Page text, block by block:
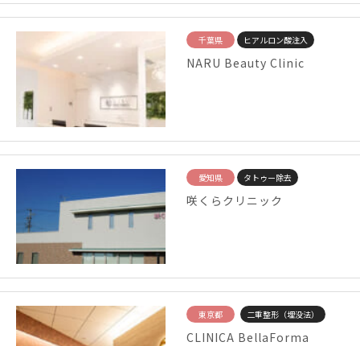
千葉県 ヒアルロン酸注入
NARU Beauty Clinic
愛知県 タトゥー除去
咲くらクリニック
東京都 二重整形（埋没法）
CLINICA BellaForma